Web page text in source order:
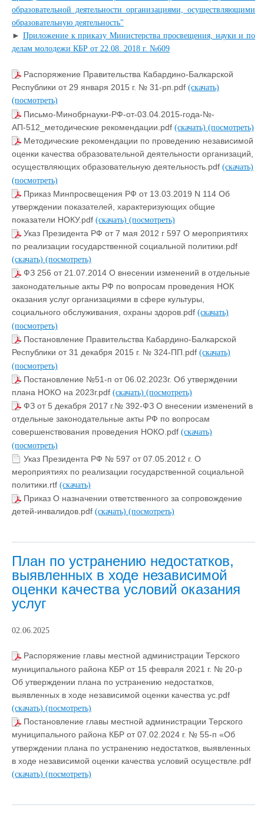
образовательной деятельности организациями, осуществляющими
образовательную деятельность"
► Приложение к приказу Министерства просвещения, науки и по
делам молодежи КБР от 22.08. 2018 г. №609
Распоряжение Правительства Кабардино-Балкарской
Республики от 29 января 2015 г. № 31-рп.pdf (скачать)
(посмотреть)
Письмо-Минобрнауки-РФ-от-03.04.2015-года-№-
АП-512_методические рекомендации.pdf (скачать) (посмотреть)
Методические рекомендации по проведению независимой
оценки качества образовательной деятельности организаций,
осуществляющих образовательную деятельность.pdf (скачать)
(посмотреть)
Приказ Минпросвещения РФ от 13.03.2019 N 114 Об
утверждении показателей, характеризующих общие
показатели НОКУ.pdf (скачать) (посмотреть)
Указ Президента РФ от 7 мая 2012 г 597 О мероприятиях
по реализации государственной социальной политики.pdf
(скачать) (посмотреть)
ФЗ 256 от 21.07.2014 О внесении изменений в отдельные
законодательные акты РФ по вопросам проведения НОК
оказания услуг организациями в сфере культуры,
социального обслуживания, охраны здоров.pdf (скачать)
(посмотреть)
Постановление Правительства Кабардино-Балкарской
Республики от 31 декабря 2015 г. № 324-ПП.pdf (скачать)
(посмотреть)
Постановление №51-п от 06.02.2023г. Об утверждении
плана НОКО на 2023г.pdf (скачать) (посмотреть)
ФЗ от 5 декабря 2017 г.№ 392-ФЗ О внесении изменений в
отдельные законодательные акты РФ по вопросам
совершенствования проведения НОКО.pdf (скачать)
(посмотреть)
Указ Президента РФ № 597 от 07.05.2012 г. О
мероприятиях по реализации государственной социальной
политики.rtf (скачать)
Приказ О назначении ответственного за сопровождение
детей-инвалидов.pdf (скачать) (посмотреть)
План по устранению недостатков,
выявленных в ходе независимой
оценки качества условий оказания
услуг
02.06.2025
Распоряжение главы местной администрации Терского
муниципального района КБР от 15 февраля 2021 г. № 20-р
Об утверждении плана по устранению недостатков,
выявленных в ходе независимой оценки качества ус.pdf
(скачать) (посмотреть)
Постановление главы местной администрации Терского
муниципального района КБР от 07.02.2024 г. № 55-п «Об
утверждении плана по устранению недостатков, выявленных
в ходе независимой оценки качества условий осуществле.pdf
(скачать) (посмотреть)